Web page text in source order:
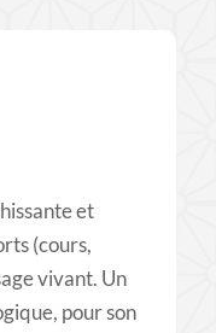
et
(cours,
vivant. Un
pour son